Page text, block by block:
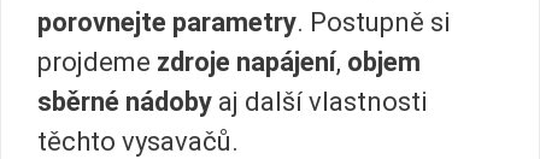
porovnejte parametry. Postupně si
projdeme zdroje napájení, objem
sběrné nádoby aj další vlastnosti
těchto vysavačů.